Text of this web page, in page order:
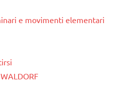
e movimenti elementari